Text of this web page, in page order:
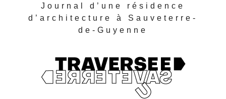
Journal d’une résidence
d’architecture à Sauveterre-
de-Guyenne